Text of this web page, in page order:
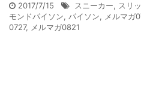
2017/7/15 スニーカー, スリ
モンドパイソン, パイソン, メルマガ
0727, メルマガ0821